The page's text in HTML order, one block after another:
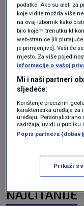
NAJČITANIJE
podatke. Ako su alati za
koje vidite možda više
na ovaj izbornik kako
bilo kojem trenutku
web-stranice [ili
je primjenjivo]. Vaši će
mjesto. Za više
informacije o vašoj
Mi i naši partneri
sljedeće:
Korištenje preciznih
karakteristika uređaja za
uređaju. Personalizirano
sadržaja, uvidi u publiku
Popis partnera
Prikaži